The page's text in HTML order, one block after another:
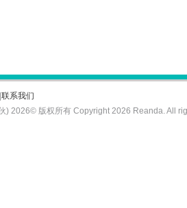
联系我们
) 2026© 版权所有 Copyright 2026 Reanda. All